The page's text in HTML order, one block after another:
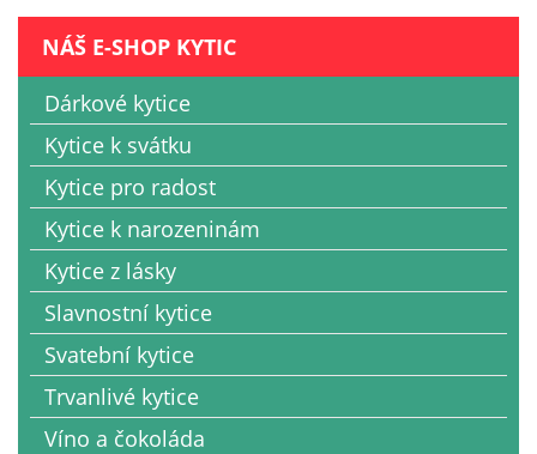
NÁŠ E-SHOP KYTIC
Dárkové kytice
Kytice k svátku
Kytice pro radost
Kytice k narozeninám
Kytice z lásky
Slavnostní kytice
Svatební kytice
Trvanlivé kytice
Víno a čokoláda